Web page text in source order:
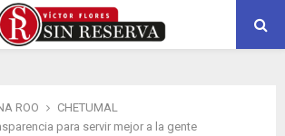
ROO
CHETUMAL
para servir mejor a la gente